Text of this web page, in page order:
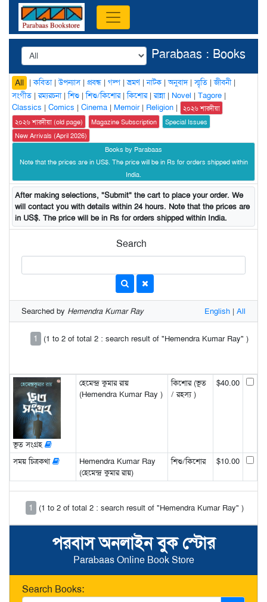
পরবাস অনলাইন বুক স্টোর
Parabaas Online Book Store
Search Books:
Parabaas : Books
All |কবিতা|উপন্যাস| প্রবন্ধ | গল্প |ভ্রমণ|নাটক |অনুবাদ|স্মৃতি |জীবনী|
সংগীত |রম্যরচনা|শিশু |শিশু/কিশোর|কিশোর|রান্না| Novel | Tagore |
Classics | Comics | Cinema | Memoir| Religion |
২০২৬ শারদীয়া
২০২৬ শারদীয়া (old page)
Magazine Subscription
Special Issues
New Arrivals (April 2026)
Books by Parabaas
Note that the prices are in US$. The price will be in Rs for orders shipped within
India.
After making selections, "Submit" the cart to place your order. We
will contact you with details within 24 hours. Note that the prices are
in US$. The price will be in Rs for orders shipped within India.
Search
Searched by Hemendra Kumar Ray English | All
1 (1 to 2 of total 2 : search result of "Hemendra Kumar Ray" )
ভূত সংগ্রহ
হেমেন্দ্র কুমার রায়
(Hemendra Kumar Ray )
কিশোর (ভূত
/ রহস্য )
$40.00
সময় চিত্রকথা
Hemendra Kumar Ray
(হেমেন্দ্র কুমার রায়)
শিশু/কিশোর $10.00
1 (1 to 2 of total 2 : search result of "Hemendra Kumar Ray" )